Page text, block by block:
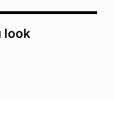
look